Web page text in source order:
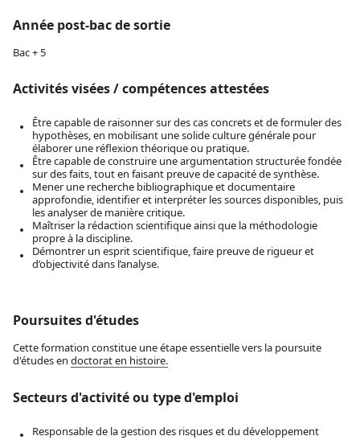
Année post-bac de sortie
Bac + 5
Activités visées / compétences attestées
Être capable de raisonner sur des cas concrets et de formuler des
hypothèses, en mobilisant une solide culture générale pour
élaborer une réflexion théorique ou pratique.
Être capable de construire une argumentation structurée fondée
sur des faits, tout en faisant preuve de capacité de synthèse.
Mener une recherche bibliographique et documentaire
approfondie, identifier et interpréter les sources disponibles, puis
les analyser de manière critique.
Maîtriser la rédaction scientifique ainsi que la méthodologie
propre à la discipline.
Démontrer un esprit scientifique, faire preuve de rigueur et
d’objectivité dans l’analyse.
Poursuites d'études
Cette formation constitue une étape essentielle vers la poursuite
d'études en doctorat en histoire.
Secteurs d'activité ou type d'emploi
Responsable de la gestion des risques et du développement